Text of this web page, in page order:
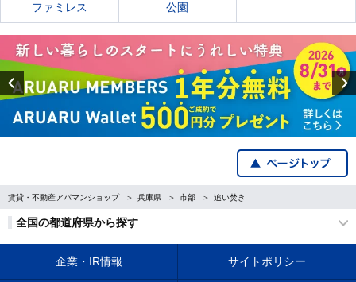
ファミレス 公園
Previous
賃貸・不動産アパマンショップ 兵庫県 市部 追い焚き
全国の都道府県から探す
企業・IR情報 サイトポリシー